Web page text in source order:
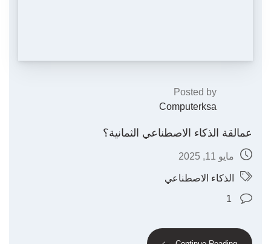
Posted by
Computerksa
عمالقة الذكاء الاصطناعي الثمانية؟
مايو 11, 2025
الذكاء الاصطناعي